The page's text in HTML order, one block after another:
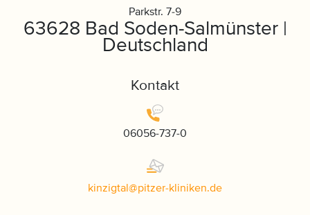
Parkstr. 7-9
63628 Bad Soden-Salmünster |
Deutschland
Kontakt
06056-737-0
kinzigtal@pitzer-kliniken.de